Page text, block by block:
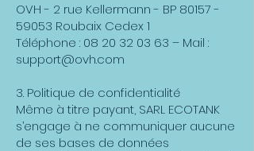
OVH - 2 rue Kellermann - BP 80157 -
59053 Roubaix Cedex 1
Téléphone : 08 20 32 03 63 – Mail :
support@ovh.com
3. Politique de confidentialité
Même à titre payant, SARL ECOTANK
s’engage à ne communiquer aucune
de ses bases de données